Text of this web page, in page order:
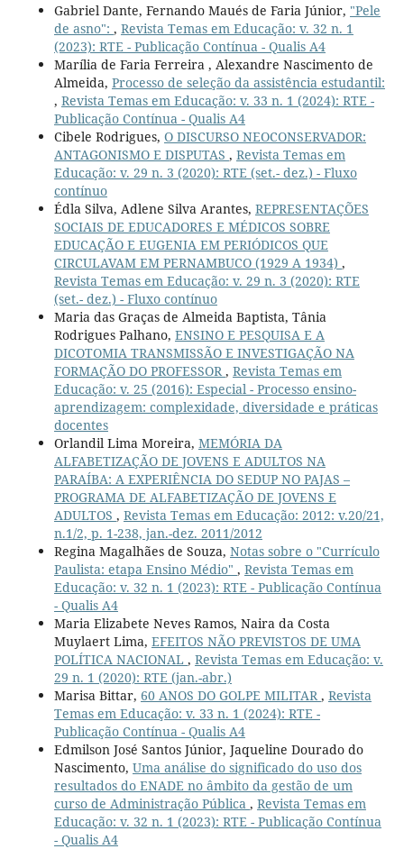
Gabriel Dante, Fernando Maués de Faria Júnior, "Pele
de asno": , Revista Temas em Educação: v. 32 n. 1
(2023): RTE - Publicação Contínua - Qualis A4
Marília de Faria Ferreira , Alexandre Nascimento de
Almeida, Processo de seleção da assistência estudantil:
, Revista Temas em Educação: v. 33 n. 1 (2024): RTE -
Publicação Contínua - Qualis A4
Cibele Rodrigues, O DISCURSO NEOCONSERVADOR:
ANTAGONISMO E DISPUTAS , Revista Temas em
Educação: v. 29 n. 3 (2020): RTE (set.- dez.) - Fluxo
contínuo
Édla Silva, Adlene Silva Arantes, REPRESENTAÇÕES
SOCIAIS DE EDUCADORES E MÉDICOS SOBRE
EDUCAÇÃO E EUGENIA EM PERIÓDICOS QUE
CIRCULAVAM EM PERNAMBUCO (1929 A 1934) ,
Revista Temas em Educação: v. 29 n. 3 (2020): RTE
(set.- dez.) - Fluxo contínuo
Maria das Graças de Almeida Baptista, Tânia
Rodrigues Palhano, ENSINO E PESQUISA E A
DICOTOMIA TRANSMISSÃO E INVESTIGAÇÃO NA
FORMAÇÃO DO PROFESSOR, Revista Temas em
Educação: v. 25 (2016): Especial - Processo ensino-
aprendizagem: complexidade, diversidade e práticas
docentes
Orlandil Lima Moreira, MEMÓRIA DA
ALFABETIZAÇÃO DE JOVENS E ADULTOS NA
PARAÍBA: A EXPERIÊNCIA DO SEDUP NO PAJAS –
PROGRAMA DE ALFABETIZAÇÃO DE JOVENS E
ADULTOS , Revista Temas em Educação: 2012: v.20/21,
n.1/2, p. 1-238, jan.-dez. 2011/2012
Regina Magalhães de Souza, Notas sobre o "Currículo
Paulista: etapa Ensino Médio" , Revista Temas em
Educação: v. 32 n. 1 (2023): RTE - Publicação Contínua
- Qualis A4
Maria Elizabete Neves Ramos, Naira da Costa
Muylaert Lima, EFEITOS NÃO PREVISTOS DE UMA
POLÍTICA NACIONAL , Revista Temas em Educação: v.
29 n. 1 (2020): RTE (jan.-abr.)
Marisa Bittar, 60 ANOS DO GOLPE MILITAR, Revista
Temas em Educação: v. 33 n. 1 (2024): RTE -
Publicação Contínua - Qualis A4
Edmilson José Santos Júnior, Jaqueline Dourado do
Nascimento, Uma análise do significado do uso dos
resultados do ENADE no âmbito da gestão de um
curso de Administração Pública , Revista Temas em
Educação: v. 32 n. 1 (2023): RTE - Publicação Contínua
- Qualis A4